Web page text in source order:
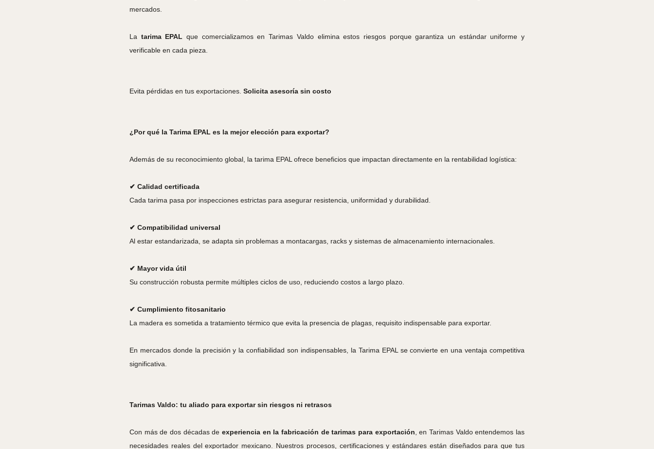
mercados.
La tarima EPAL que comercializamos en Tarimas Valdo elimina estos riesgos porque garantiza un estándar uniforme y
verificable en cada pieza.
Evita pérdidas en tus exportaciones. Solicita asesoría sin costo
¿Por qué la Tarima EPAL es la mejor elección para exportar?
Además de su reconocimiento global, la tarima EPAL ofrece beneficios que impactan directamente en la rentabilidad logística:
✔ Calidad certificada
Cada tarima pasa por inspecciones estrictas para asegurar resistencia, uniformidad y durabilidad.
✔ Compatibilidad universal
Al estar estandarizada, se adapta sin problemas a montacargas, racks y sistemas de almacenamiento internacionales.
✔ Mayor vida útil
Su construcción robusta permite múltiples ciclos de uso, reduciendo costos a largo plazo.
✔ Cumplimiento fitosanitario
La madera es sometida a tratamiento térmico que evita la presencia de plagas, requisito indispensable para exportar.
En mercados donde la precisión y la confiabilidad son indispensables, la Tarima EPAL se convierte en una ventaja competitiva
significativa.
Tarimas Valdo: tu aliado para exportar sin riesgos ni retrasos
Con más de dos décadas de experiencia en la fabricación de tarimas para exportación , en Tarimas Valdo entendemos las
necesidades reales del exportador mexicano. Nuestros procesos, certificaciones y estándares están diseñados para que tus